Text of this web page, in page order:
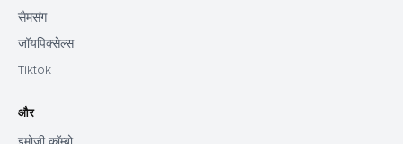
सैमसंग
जॉयपिक्सेल्स
Tiktok
और